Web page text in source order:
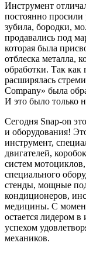
Инструмент
постоянно
зубила, бородки,
продавались под
которая была
отблеска металла,
обработки. Так как
расширялась
Company» была
И это было только
Сегодня Snap-on
и оборудования!
инструмент,
двигателей,
систем
специального
стенды, мощные
кондиционеров,
медицины. С
остается лидером
успехом
механиков.